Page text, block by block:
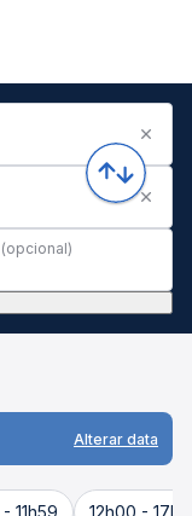
Alterar data
11h59 12h00 -